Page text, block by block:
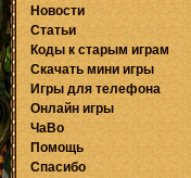
Новости
Статьи
Коды к старым играм
Скачать мини игры
Игры для телефона
Онлайн игры
ЧаВо
Помощь
Спасибо